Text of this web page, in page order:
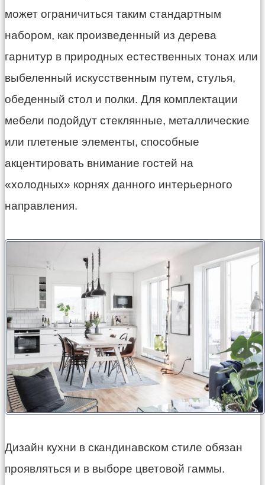
может ограничиться таким стандартным
набором, как произведенный из дерева
гарнитур в природных естественных тонах или
выбеленный искусственным путем, стулья,
обеденный стол и полки. Для комплектации
мебели подойдут стеклянные, металлические
или плетеные элементы, способные
акцентировать внимание гостей на
«холодных» корнях данного интерьерного
направления.
Дизайн кухни в скандинавском стиле обязан
проявляться и в выборе цветовой гаммы.